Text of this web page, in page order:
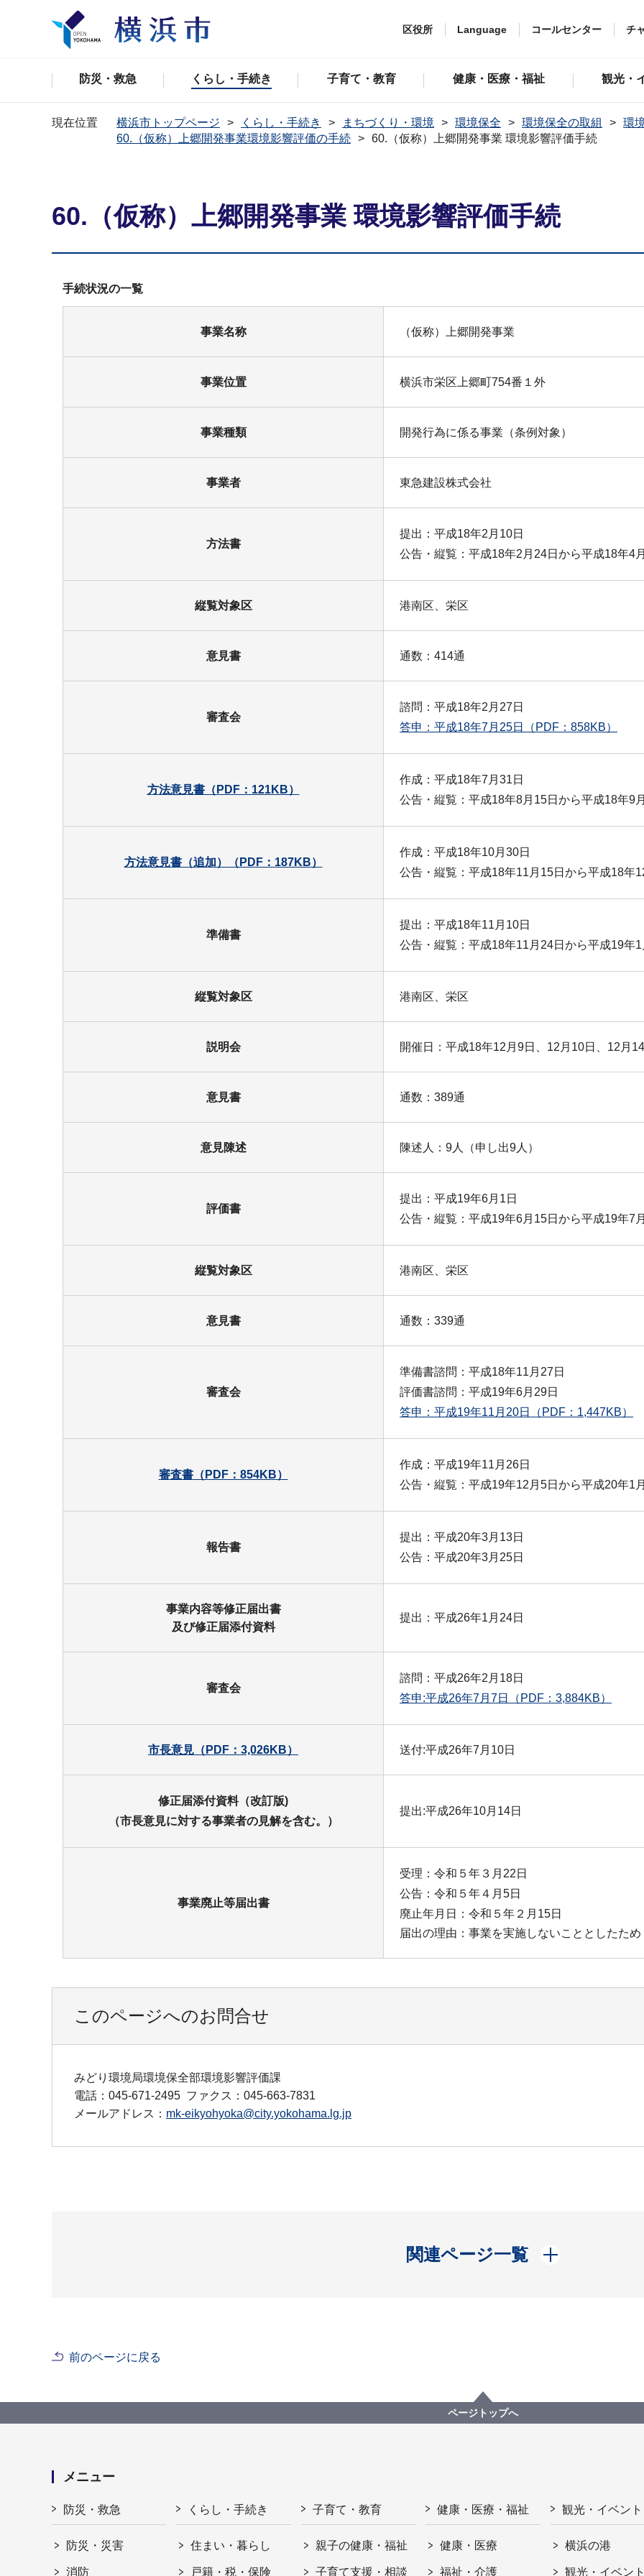
区役所 Language コールセンター チ
防災・救急 くらし・手続き 子育て・教育 健康・医療・福祉 観光・
現在位置 横浜市トップページ くらし・手続き まちづくり・環境 環境保全 環境保全の取組
環
60.（仮称）上郷開発事業環境影響評価の手続
60.（仮称）上郷開発事業 環境影響評価手続
60.（仮称）上郷開発事業 環境影響評価手続
手続状況の一覧
事業名称 （仮称）上郷開発事業
事業位置 横浜市栄区上郷町754番１外
事業種類 開発行為に係る事業（条例対象）
事業者 東急建設株式会社
方法書
提出：平成18年2月10日
公告・縦覧：平成18年2月24日から平成18年4
縦覧対象区 港南区、栄区
意見書 通数：414通
審査会
諮問：平成18年2月27日
答申：平成18年7月25日
（PDF：858KB）
方法意見書（PDF：121KB）
作成：平成18年7月31日
公告・縦覧：平成18年8月15日から平成18年9
方法意見書（追加）（PDF：187KB）
作成：平成18年10月30日
公告・縦覧：平成18年11月15日から平成18年
準備書
提出：平成18年11月10日
公告・縦覧：平成18年11月24日から平成19年
縦覧対象区 港南区、栄区
説明会 開催日：平成18年12月9日、12月10日、12
意見書 通数：389通
意見陳述 陳述人：9人（申し出9人）
評価書
提出：平成19年6月1日
公告・縦覧：平成19年6月15日から平成19年7
縦覧対象区 港南区、栄区
意見書 通数：339通
審査会
準備書諮問：平成18年11月27日
評価書諮問：平成19年6月29日
答申：平成19年11月20日
（PDF：1,447KB）
審査書（PDF：854KB）
作成：平成19年11月26日
公告・縦覧：平成19年12月5日から平成20年1
報告書
提出：平成20年3月13日
公告：平成20年3月25日
事業内容等修正届出書
及び修正届添付資料
提出：平成26年1月24日
審査会
諮問：平成26年2月18日
答申:平成26年7月7日
（PDF：3,884KB）
市長意見（PDF：3,026KB） 送付:平成26年7月10日
修正届添付資料（改訂版)
（市長意見に対する事業者の見解を含む。）
提出:平成26年10月14日
事業廃止等届出書
受理：令和５年３月22日
公告：令和５年４月5日
廃止年月日：令和５年２月15日
届出の理由：事業を実施しないこととしたため
このページへのお問合せ
みどり環境局環境保全部環境影響評価課
電話：045-671-2495 ファクス：045-663-7831
メールアドレス： mk-eikyohyoka@city.yokohama.lg.jp
関連ページ一覧
開く
前のページに戻る
ページトップへ
メニュー
防災・救急
防災・災害
消防
くらし・手続き
住まい・暮らし
戸籍・税・保険
子育て・教育
親子の健康・福祉
子育て支援・相談
健康・医療・福祉
健康・医療
福祉・介護
観光・イベント
横浜の港
観光・イベン